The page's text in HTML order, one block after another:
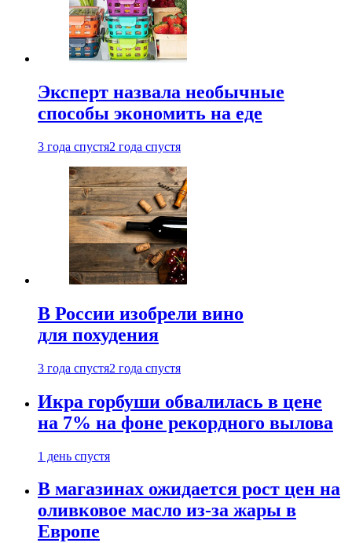
Эксперт назвала необычные
способы экономить на еде
3 года спустя2 года спустя
В России изобрели вино
для похудения
3 года спустя2 года спустя
Икра горбуши обвалилась в цене
на 7% на фоне рекордного вылова
1 день спустя
В магазинах ожидается рост цен на
оливковое масло из-за жары в
Европе